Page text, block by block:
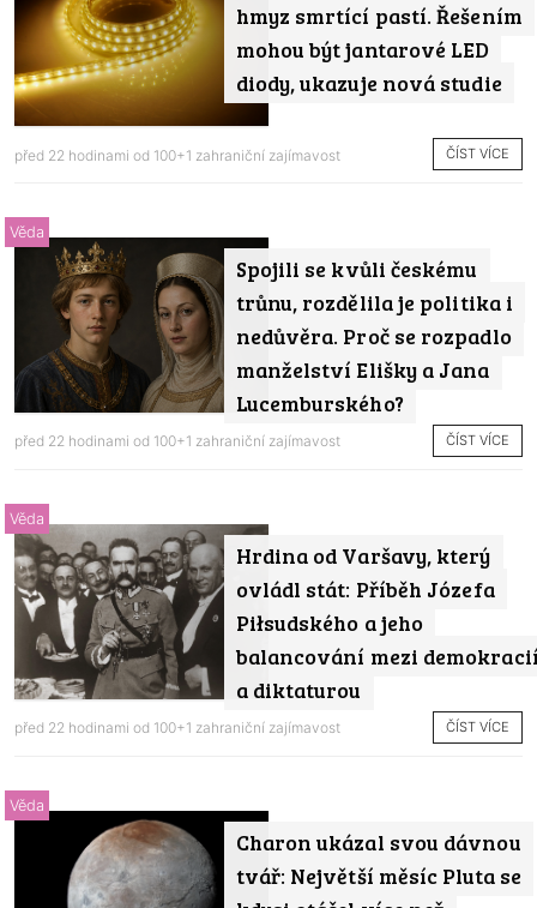
hmyz smrtící pastí. Řešením
mohou být jantarové LED
diody, ukazuje nová studie
před 22 hodinami od 100+1 zahraniční zajímavost ČÍST VÍCE
Spojili se kvůli českému
trůnu, rozdělila je politika i
nedůvěra. Proč se rozpadlo
manželství Elišky a Jana
Lucemburského?
Věda
před 22 hodinami od 100+1 zahraniční zajímavost ČÍST VÍCE
Hrdina od Varšavy, který
ovládl stát: Příběh Józefa
Piłsudského a jeho
balancování mezi
a diktaturou
Věda
před 22 hodinami od 100+1 zahraniční zajímavost ČÍST VÍCE
Charon ukázal svou dávnou
tvář: Největší měsíc Pluta se
Věda